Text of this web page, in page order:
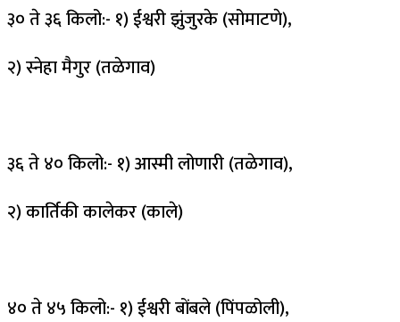
३० ते ३६ किलो:- १) ईश्वरी झुंजुरके (सोमाटणे),
२) स्नेहा मैगुर (तळेगाव)
३६ ते ४० किलो:- १) आस्मी लोणारी (तळेगाव),
२) कार्तिकी कालेकर (काले)
४० ते ४५ किलो:- १) ईश्वरी बोंबले (पिंपळोली),